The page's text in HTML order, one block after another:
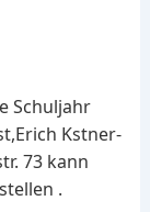
Schuljahr
Kstner-
73 kann
.